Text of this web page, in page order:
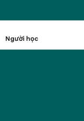
Người học